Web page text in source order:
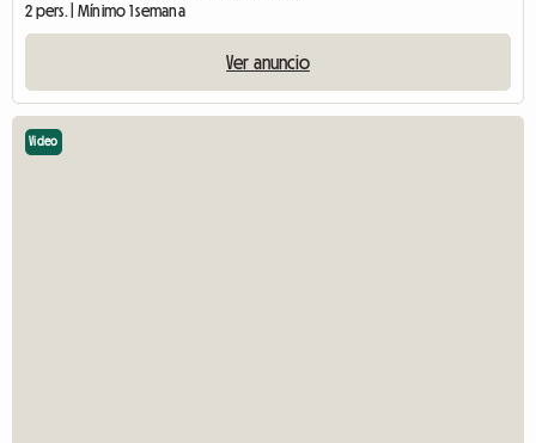
2 pers. | Mínimo 1 semana
Ver anuncio
Video